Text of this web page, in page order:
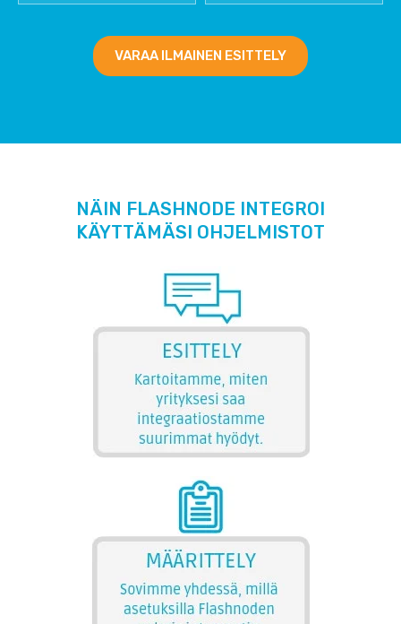
VARAA ILMAINEN ESITTELY
NÄIN FLASHNODE INTEGROI
KÄYTTÄMÄSI OHJELMISTOT